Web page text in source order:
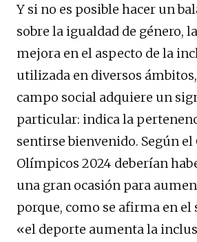
Y si no es posible hacer un
sobre la igualdad de género,
mejora en el aspecto de la
utilizada en diversos
campo social adquiere un
particular: indica la
sentirse bienvenido. Según el
Olímpicos 2024 deberían
una gran ocasión para
porque, como se afirma en
«el deporte aumenta la